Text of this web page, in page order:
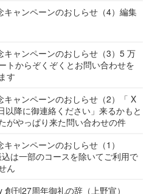
キャンペーンのおしらせ（4）編集
キャンペーンのおしらせ（3）5 万
トからぞくぞくとお問い合わせを
す
キャンペーンのおしらせ（2）「 X
以降に御連絡ください」来るかもと
がやっぱり来た問い合わせの件
ャンペーンのおしらせ（1）
は一部のコースを除いてご利用で
ん
刊27周年御礼の辞（上野宣）